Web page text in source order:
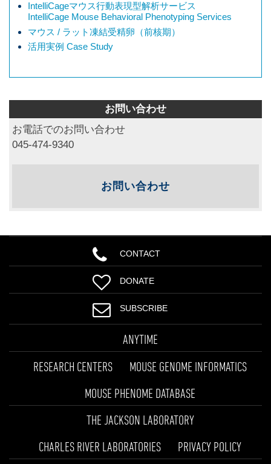
IntelliCageマウス行動表現型解析サービス
IntelliCage Mouse Behavioral Phenotyping Services
マウス / ラット凍結受精卵（前核期）
活用実例 Case Study
お問い合わせ
お電話でのお問い合わせ
045-474-9340
お問い合わせ
CONTACT
DONATE
SUBSCRIBE
ANYTIME
RESEARCH CENTERS
MOUSE GENOME INFORMATICS
MOUSE PHENOME DATABASE
THE JACKSON LABORATORY
CHARLES RIVER LABORATORIES
PRIVACY POLICY